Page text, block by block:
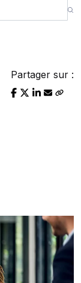
Partager sur :